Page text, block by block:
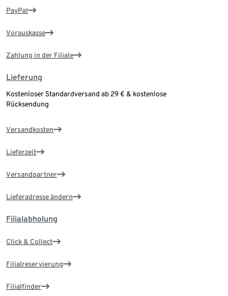
PayPal
Vorauskasse
Zahlung in der Filiale
Lieferung
Kostenloser Standardversand ab 29 € & kostenlose
Rücksendung
Versandkosten
Lieferzeit
Versandpartner
Lieferadresse ändern
Filialabholung
Click & Collect
Filialreservierung
Filialfinder